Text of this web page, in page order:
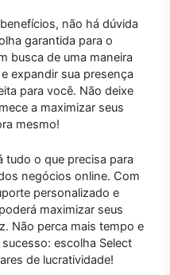
não há dúvida
garantida para o
busca de uma maneira
expandir sua presença
para você. Não deixe
a maximizar seus
mesmo!
tudo o que precisa para
negócios online. Com
personalizado e
maximizar seus
Não perca mais tempo e
escolha Select
de lucratividade!